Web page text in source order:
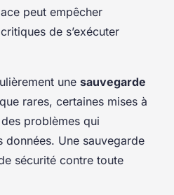
peut empêcher
de s’exécuter
une sauvegarde
rares, certaines mises à
problèmes qui
Une sauvegarde
sécurité contre toute